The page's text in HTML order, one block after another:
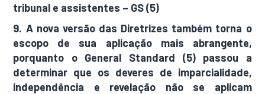
tribunal e assistentes – GS (5)
9. A nova versão das Diretrizes também torna o
escopo de sua aplicação mais abrangente,
porquanto o General Standard (5) passou a
determinar que os deveres de imparcialidade,
independência e revelação não se aplicam